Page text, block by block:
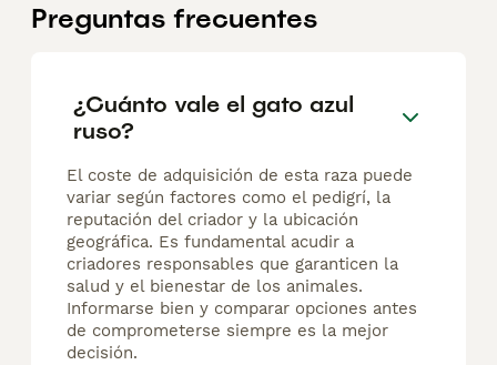
Preguntas frecuentes
¿Cuánto vale el gato azul
ruso?
El coste de adquisición de esta raza puede
variar según factores como el pedigrí, la
reputación del criador y la ubicación
geográfica. Es fundamental acudir a
criadores responsables que garanticen la
salud y el bienestar de los animales.
Informarse bien y comparar opciones antes
de comprometerse siempre es la mejor
decisión.